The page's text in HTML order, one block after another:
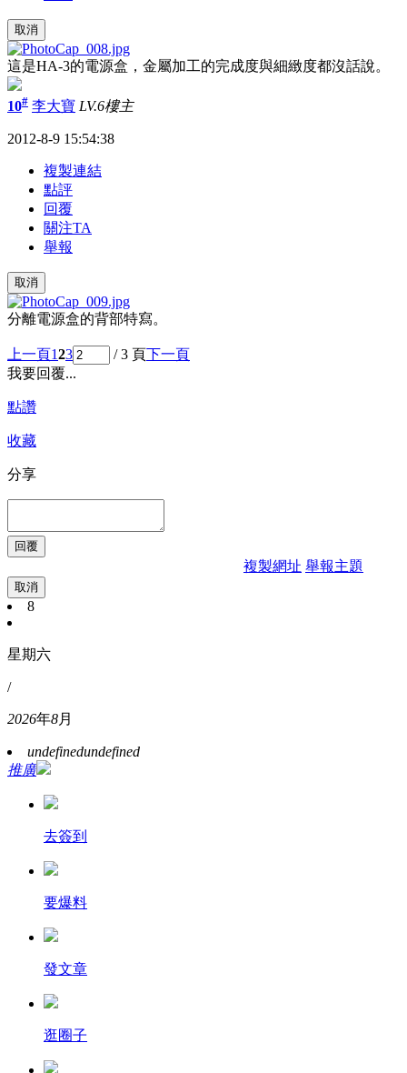
取消
這是HA-3的電源盒，金屬加工的完成度與細緻度都沒話說。
10# 李大寶 LV.6樓主
2012-8-9 15:54:38
複製連結
點評
回覆
關注TA
舉報
取消
分離電源盒的背部特寫。
上一頁 123 / 3 頁
下一頁
我要回覆...
點讚
收藏
分享
複製網址 舉報主題
取消
8
星期六
/
2026年8月
undefinedundefined
推廣
去簽到
要爆料
發文章
逛圈子